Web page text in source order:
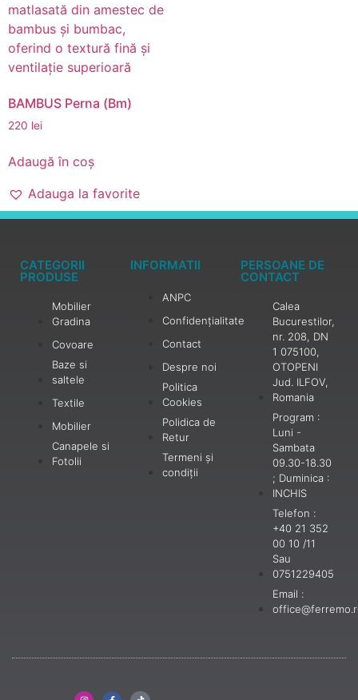
BAMBUS Perna (Bm)
220 lei
Adaugă în coș
Adauga la favorite
CATEGORII
PRODUSE
Mobilier
Gradina
Covoare
Baze si
saltele
Textile
Mobilier
Canapele si
Fotolii
INFORMATII
ANPC
Confidențialitate
Contact
Despre noi
Politica
Cookies
Polidica de
Retur
Termeni și
condiții
PERSOANE DE
CONTACT
Calea
Bucurestilor,
nr. 208, DN
1 075100,
OTOPENI
Jud. ILFOV,
Romania
Program :
Luni -
Sambata
09.30-18.30
; Duminica :
INCHIS
Telefon :
+40 21 352
00 10 /11
Sau
0751229405
Email :